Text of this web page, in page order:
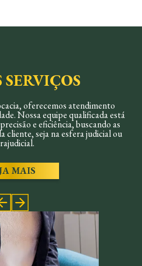
SERVIÇOS
oferecemos atendimento
Nossa equipe qualificada está
e eficiência, buscando as
cliente, seja na esfera judicial ou
MAIS